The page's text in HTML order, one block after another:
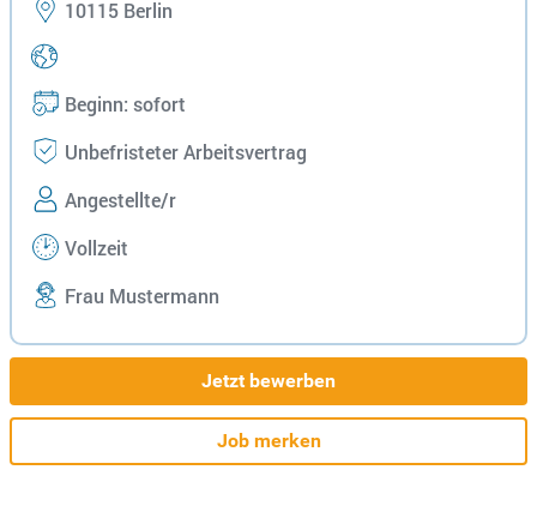
10115 Berlin
Beginn: sofort
Unbefristeter Arbeitsvertrag
Angestellte/r
Vollzeit
Frau Mustermann
Jetzt bewerben
Job merken